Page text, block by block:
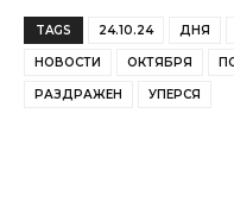
TAGS 24.10.24 ДНЯ
НОВОСТИ ОКТЯБРЯ
РАЗДРАЖЕН УПЕРСЯ